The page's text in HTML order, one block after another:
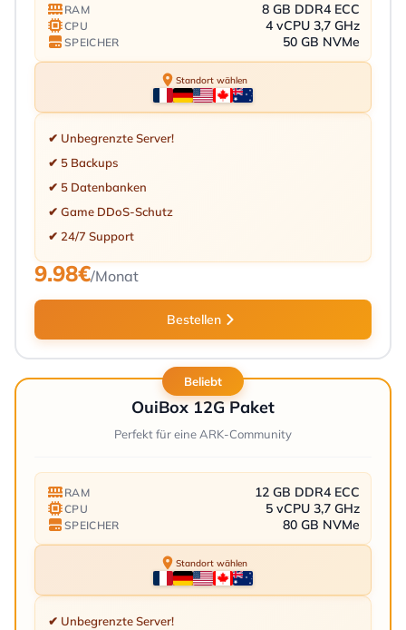
RAM 8 GB DDR4 ECC
CPU 4 vCPU 3,7 GHz
SPEICHER 50 GB NVMe
Standort wählen
✔ Unbegrenzte Server!
✔ 5 Backups
✔ 5 Datenbanken
✔ Game DDoS-Schutz
✔ 24/7 Support
9.98€/Monat
Bestellen
Beliebt
OuiBox 12G Paket
Perfekt für eine ARK-Community
RAM 12 GB DDR4 ECC
CPU 5 vCPU 3,7 GHz
SPEICHER 80 GB NVMe
Standort wählen
✔ Unbegrenzte Server!